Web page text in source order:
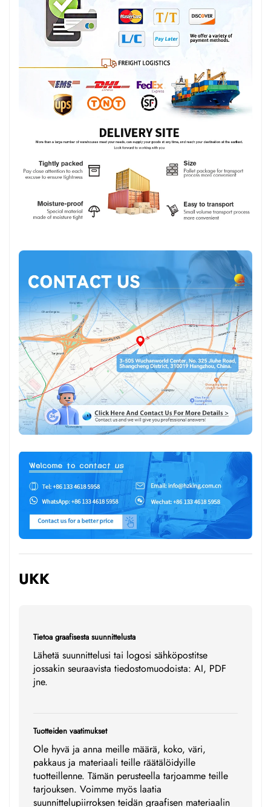
UKK
Tietoa graafisesta suunnittelusta
Lähetä suunnittelusi tai logosi sähköpostitse
jossakin seuraavista tiedostomuodoista: AI, PDF
jne.
Tuotteiden vaatimukset
Ole hyvä ja anna meille määrä, koko, väri,
pakkaus ja materiaali teille räätälöidyille
tuotteillenne. Tämän perusteella tarjoamme teille
tarjouksen. Voimme myös laatia
suunnittelupiirroksen teidän graafisen materiaalin